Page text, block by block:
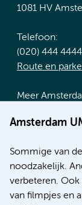
Amsterdam
Sommige van
noodzakelijk.
verbeteren.
van filmpjes en
1081 HV
Telefoon:
(020) 444 4444
Route en
Meer
Werken bij
Nieuws
Research
Educatie
Educatie